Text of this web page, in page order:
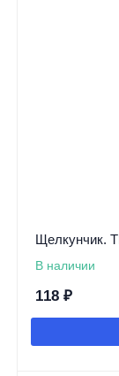
Щелкунчик.
В наличии
118 ₽